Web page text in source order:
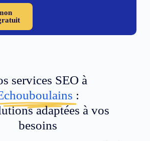
services SEO à
:
adaptées à vos
besoins